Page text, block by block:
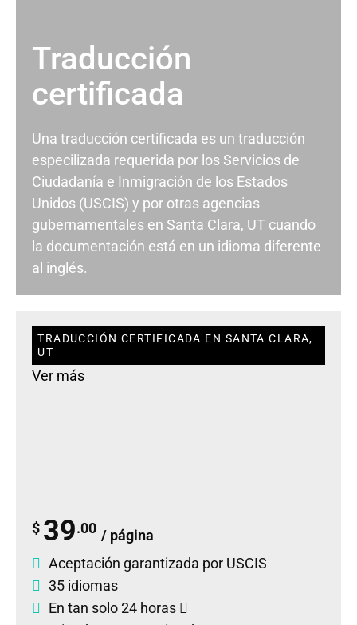
Traducción
certificada
Una traducción certificada es un traducción
especilizada requerida por los Servicios de
Ciudadanía e Inmigración de los Estados
Unidos (USCIS) y por otras agencias
gubernamentales en Santa Clara, UT cuando
la documentación está en un idioma diferente
al inglés.
TRADUCCIÓN CERTIFICADA EN SANTA CLARA,
UT
Ver más
$ 39.00 / página
Aceptación garantizada por USCIS
35 idiomas
En tan solo 24 horas